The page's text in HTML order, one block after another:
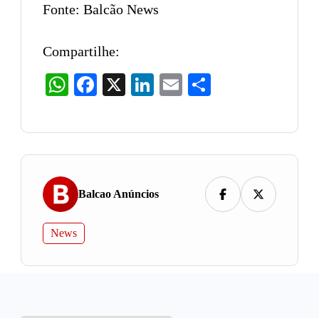
Fonte: Balcão News
Compartilhe:
WhatsAppFacebook LinkedIn
Email
Balcao Anúncios
News